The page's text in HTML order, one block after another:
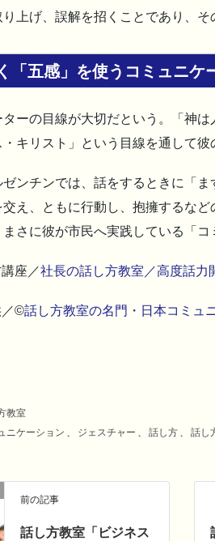
上げ、誤解を招くことであり、そ
「五感」を使うコミュニケ
ーの目線が大切だという。「神は
キリスト」という目線を通して彼
ンチンでは、話をするときに「
交え、ともに行動し、抱擁するな
さに彼が市民へ実践している「コ
座／社長の話し方教室／高度話力
／©話し方教室の名門・日本コミュ
教室
ニケーション 、 ジェスチャー 、 話し方 、 話し
前の記事
話し方教室「ビジネス